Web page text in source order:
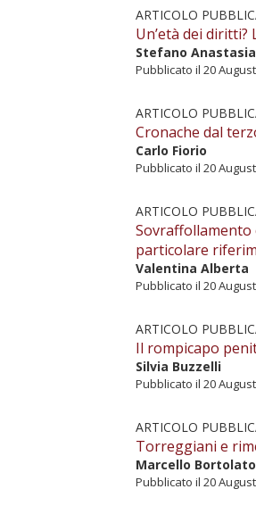
ARTICOLO
Un’età dei
Stefano Anastasia
Pubblicato il 20
ARTICOLO
Cronache dal
Carlo Fiorio
Pubblicato il 20
ARTICOLO
particolare
Valentina Alberta
Pubblicato il 20
ARTICOLO
Il rompicapo
Silvia Buzzelli
Pubblicato il 20
ARTICOLO
Torreggiani e
Marcello Bortolato
Pubblicato il 20